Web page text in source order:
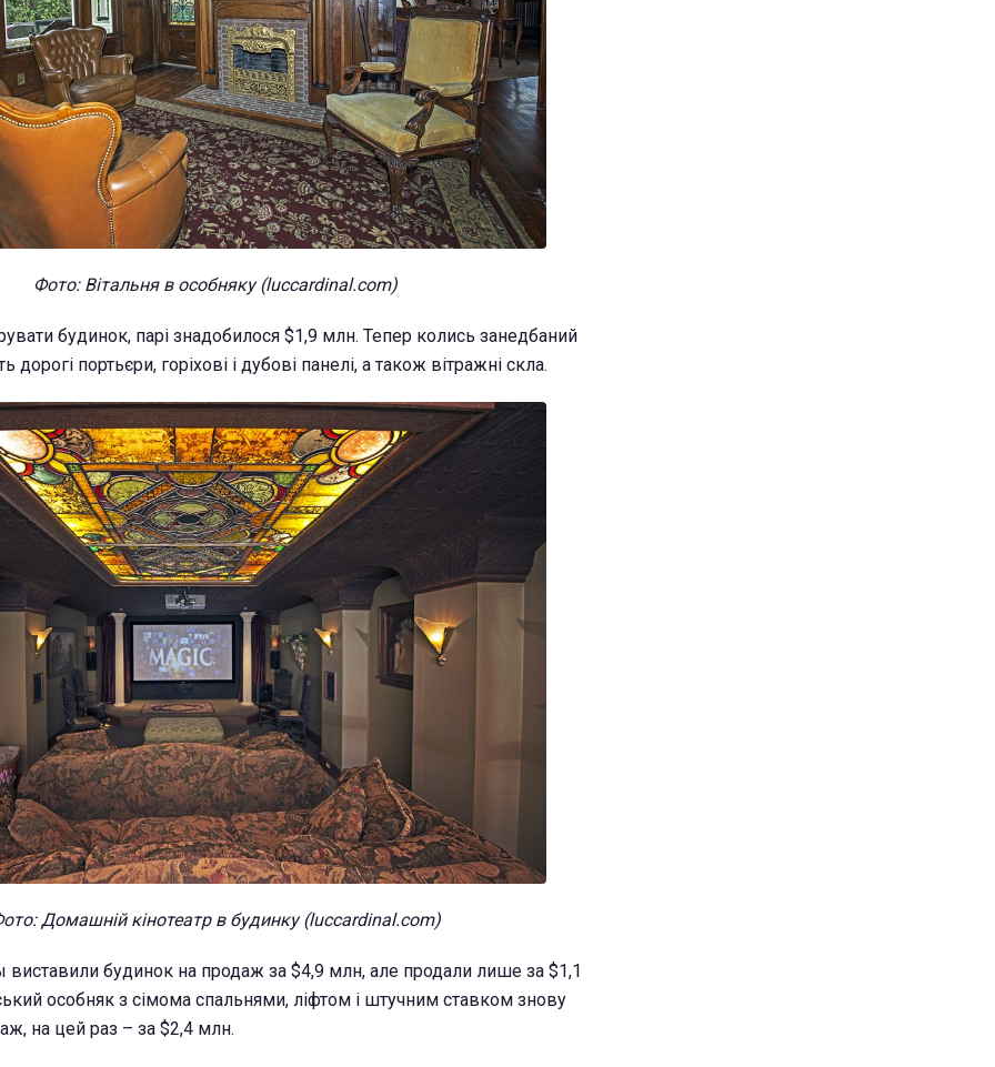
Фото: Вітальня в особняку (luccardinal.com)
будинок, парі знадобилося $1,9 млн. Тепер колись занедбаний
портьєри, горіхові і дубові панелі, а також вітражні скла.
Домашній кінотеатр в будинку (luccardinal.com)
виставили будинок на продаж за $4,9 млн, але продали лише за $1,1
особняк з сімома спальнями, ліфтом і штучним ставком знову
на цей раз – за $2,4 млн.